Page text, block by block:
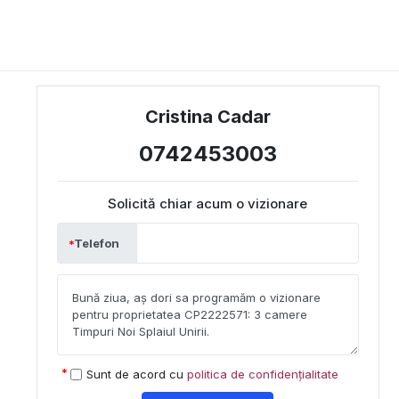
Cristina Cadar
0742453003
Solicită chiar acum o vizionare
Telefon
Sunt de acord cu politica de confidențialitate